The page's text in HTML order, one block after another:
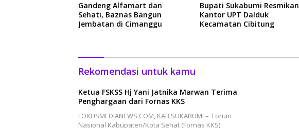
Gandeng Alfamart dan
Sehati, Baznas Bangun
Jembatan di Cimanggu
Bupati Sukabumi Resmikan
Kantor UPT Dalduk
Kecamatan Cibitung
Rekomendasi untuk kamu
Ketua FSKSS Hj Yani Jatnika Marwan Terima
Penghargaan dari Fornas KKS
FOKUSMEDIANEWS.COM, KAB SUKABUMI – Forum
Nasional Kabupaten/Kota Sehat (Fornas KKS)